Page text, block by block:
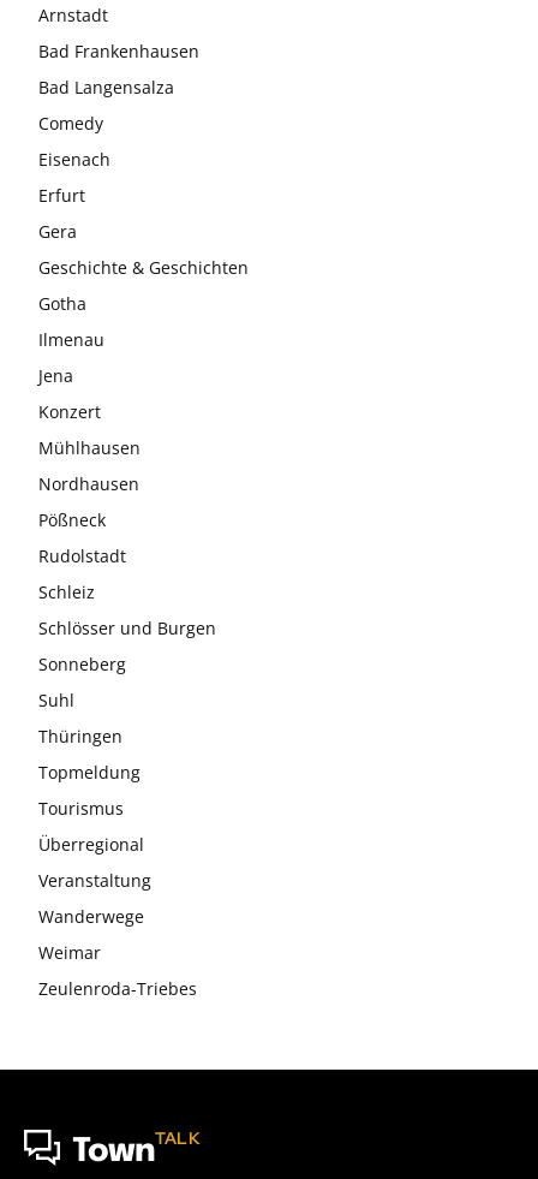
Arnstadt
Bad Frankenhausen
Bad Langensalza
Comedy
Eisenach
Erfurt
Gera
Geschichte & Geschichten
Gotha
Ilmenau
Jena
Konzert
Mühlhausen
Nordhausen
Pößneck
Rudolstadt
Schleiz
Schlösser und Burgen
Sonneberg
Suhl
Thüringen
Topmeldung
Tourismus
Überregional
Veranstaltung
Wanderwege
Weimar
Zeulenroda-Triebes
TownTALK